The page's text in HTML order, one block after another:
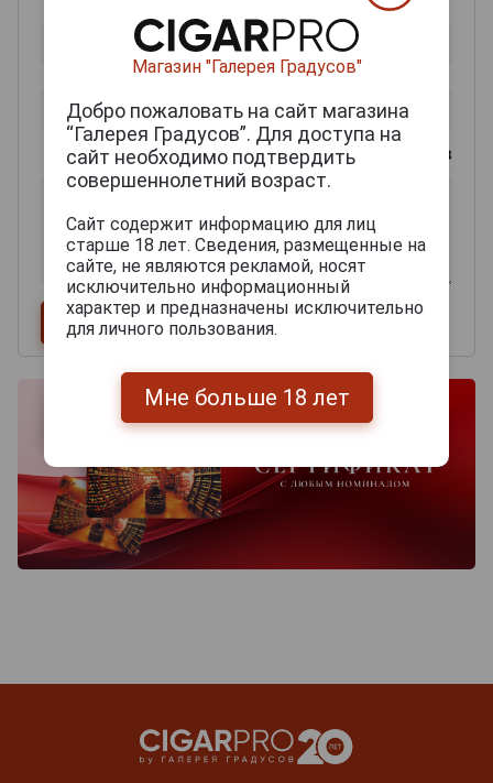
0из 2000 знаков
Магазин "Галерея Градусов"
Добро пожаловать на сайт магазина
“Галерея Градусов”. Для доступа на
сайт необходимо подтвердить
совершеннолетний возраст.
Сайт содержит информацию для лиц
старше 18 лет. Сведения, размещенные на
сайте, не являются рекламой, носят
исключительно информационный
характер и предназначены исключительно
для личного пользования.
Мне больше 18 лет